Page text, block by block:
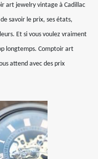
art jewelry vintage à Cadillac
savoir le prix, ses états,
Et si vous voulez vraiment
longtemps. Comptoir art
attend avec des prix